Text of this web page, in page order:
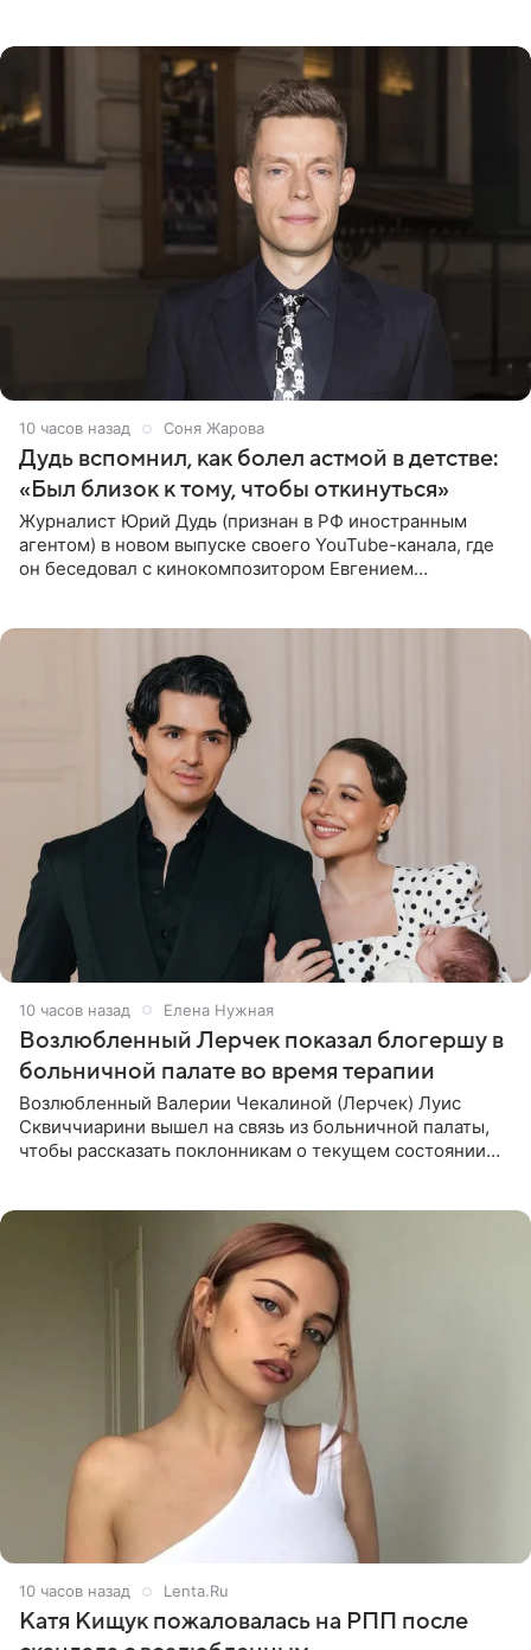
10 часов назад Соня Жарова
Дудь вспомнил, как болел астмой в детстве:
«Был близок к тому, чтобы откинуться»
Журналист Юрий Дудь (признан в РФ иностранным
агентом) в новом выпуске своего YouTube-канала, где
он беседовал с кинокомпозитором Евгением
10 часов назад Елена Нужная
Возлюбленный Лерчек показал блогершу в
больничной палате во время терапии
Возлюбленный Валерии Чекалиной (Лерчек) Луис
Сквиччиарини вышел на связь из больничной палаты,
чтобы рассказать поклонникам о текущем состоянии
10 часов назад Lenta.Ru
Катя Кищук пожаловалась на РПП после